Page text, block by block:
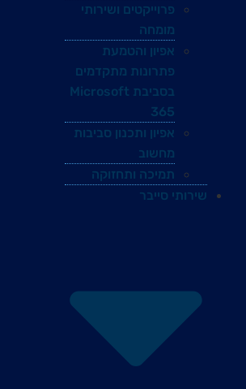
פרוייקטים ושירותי
מומחה
אפיון והטמעת
פתרונות מתקדמים
בסביבת Microsoft
365
אפיון ותכנון סביבות
מחשוב
תמיכה ותחזוקה
שירותי סייבר